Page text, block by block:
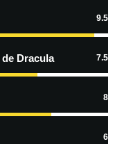
En savoir
9.5
Dracula 7.5
8
6